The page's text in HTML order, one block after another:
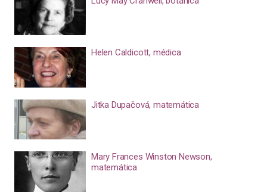
Helen Caldicott, médica
Jitka Dupačová, matemática
Mary Frances Winston Newson,
matemática